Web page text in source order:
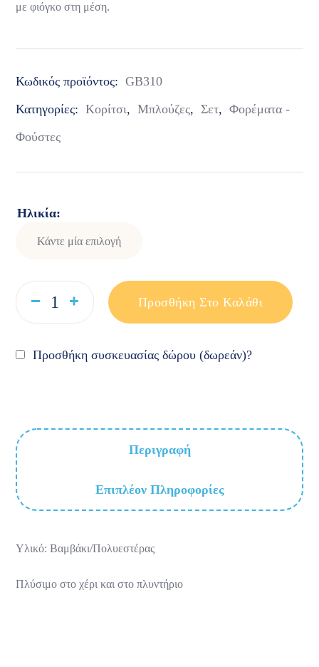
με φιόγκο στη μέση.
Κωδικός προϊόντος: GB310
Κατηγορίες: Κορίτσι, Μπλούζες, Σετ, Φορέματα -
Φούστες
Ηλικία
Προσθήκη Στο Καλάθι
Προσθήκη συσκευασίας δώρου (δωρεάν)?
Περιγραφή
Επιπλέον Πληροφορίες
Υλικό: Βαμβάκι/Πολυεστέρας
Πλύσιμο στο χέρι και στο πλυντήριο